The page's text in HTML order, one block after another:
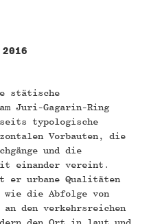
stätische
Juri-Gagarin-Ring
typologische
Vorbauten, die
und die
einander vereint.
er urbane Qualitäten
die Abfolge von
den verkehrsreichen